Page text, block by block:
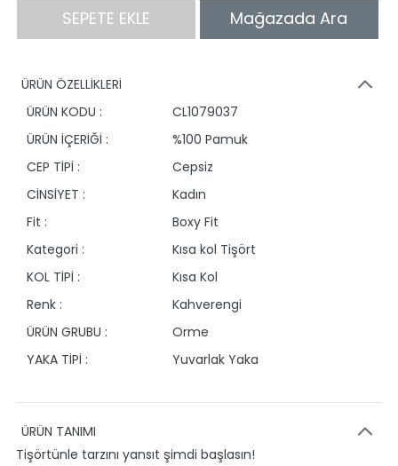
SEPETE EKLE Mağazada Ara
ÜRÜN ÖZELLİKLERİ
ÜRÜN KODU :
CL1079037
ÜRÜN İÇERİĞİ :
%100 Pamuk
CEP TİPİ :
Cepsiz
CİNSİYET :
Kadın
Fit :
Boxy Fit
Kategori :
Kısa kol Tişört
KOL TİPİ :
Kısa Kol
Renk :
Kahverengi
ÜRÜN GRUBU :
Orme
YAKA TİPİ :
Yuvarlak Yaka
ÜRÜN TANIMI
Tişörtünle tarzını yansıt şimdi başlasın!